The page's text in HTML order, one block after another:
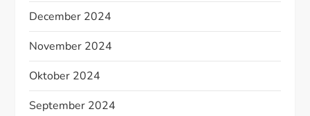
December 2024
November 2024
Oktober 2024
September 2024